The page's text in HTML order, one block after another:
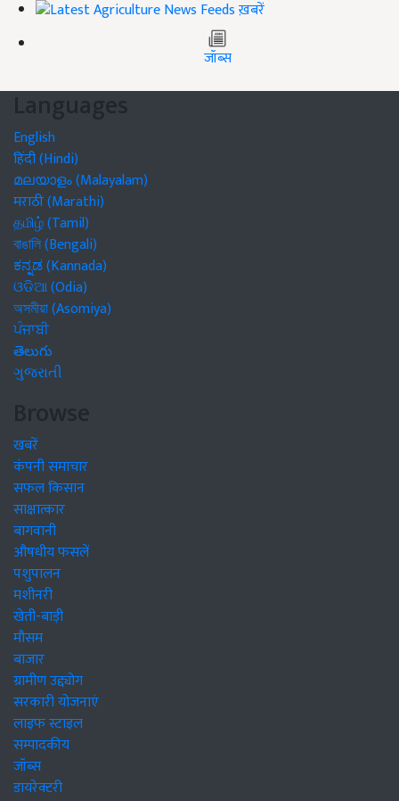
ख़बरें
जॉब्स
Languages
English
हिंदी (Hindi)
മലയാളം (Malayalam)
मराठी (Marathi)
தமிழ் (Tamil)
বাঙালি (Bengali)
ಕನ್ನಡ (Kannada)
ଓଡିଆ (Odia)
অসমীয়া (Asomiya)
ਪੰਜਾਬੀ
తెలుగు
ગુજરાતી
Browse
खबरें
कंपनी समाचार
सफल किसान
साक्षात्कार
बागवानी
औषधीय फसलें
पशुपालन
मशीनरी
खेती-बाड़ी
मौसम
बाजार
ग्रामीण उद्द्योग
सरकारी योजनाएं
लाइफ स्टाइल
सम्पादकीय
जॉब्स
डायरेक्टरी